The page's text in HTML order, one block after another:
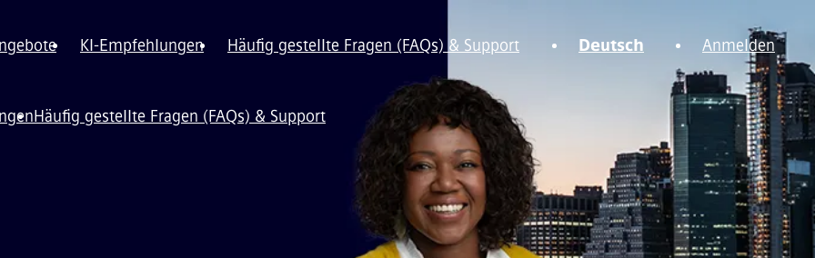
KI-Empfehlungen Häufig gestellte Fragen (FAQs) & Support Deutsch Anmelden
Häufig gestellte Fragen (FAQs) & Support